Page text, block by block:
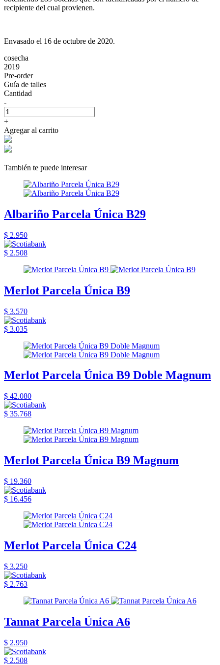
recipiente del cual provienen.
Envasado el 16 de octubre de 2020.
cosecha
2019
Pre-order
Guía de talles
Cantidad
-
+
Agregar al carrito
También te puede interesar
Albariño Parcela Única B29
$ 2.950
$ 2.508
Merlot Parcela Única B9
$ 3.570
$ 3.035
Merlot Parcela Única B9 Doble Magnum
$ 42.080
$ 35.768
Merlot Parcela Única B9 Magnum
$ 19.360
$ 16.456
Merlot Parcela Única C24
$ 3.250
$ 2.763
Tannat Parcela Única A6
$ 2.950
$ 2.508